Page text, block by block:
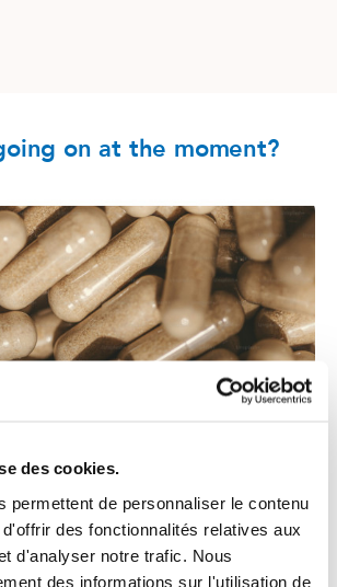
des cookies.
permettent de personnaliser le contenu
des fonctionnalités relatives aux
d'analyser notre trafic. Nous
des informations sur l'utilisation de
on at the moment?
des compléments
sous forme de gélules ?